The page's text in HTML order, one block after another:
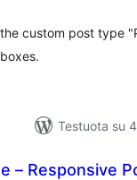
custom post type
Testuota su
– Responsive